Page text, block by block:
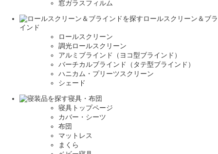
窓ガラスフィルム
ロールスクリーン＆ブラ
インド
ロールスクリーン
調光ロールスクリーン
アルミブラインド（ヨコ型ブラインド）
バーチカルブラインド（タテ型ブラインド）
ハニカム・プリーツスクリーン
シェード
寝具・布団
寝具トップページ
カバー・シーツ
布団
マットレス
まくら